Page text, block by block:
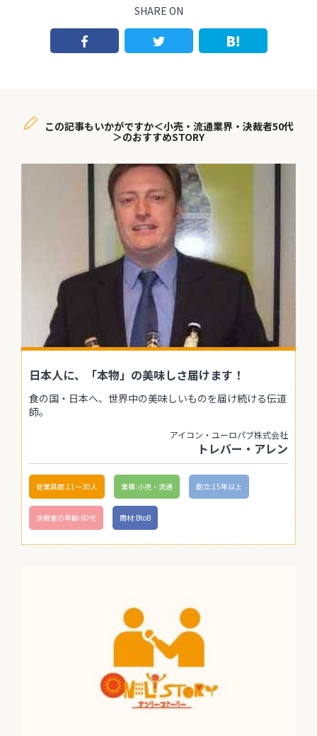
SHARE ON
この記事もいかがですか＜小売・流通業界・決裁者50代
＞のおすすめSTORY
日本人に、「本物」の美味しさ届けます！
食の国・日本へ、世界中の美味しいものを届け続ける伝道
師。
アイコン・ユーロパブ株式会社
トレバー・アレン
従業員数:11〜30人 業種:小売・流通 創立:15年以上
決裁者の年齢:60代 商材:BtoB